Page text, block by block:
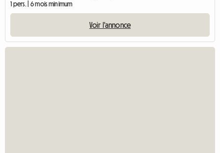
1 pers. | 6 mois minimum
Voir l'annonce